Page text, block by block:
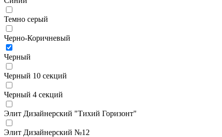
Темно серый
Черно-Коричневый
Черный
Черный 10 секций
Черный 4 секций
Элит Дизайнерский "Тихий Горизонт"
Элит Дизайнерский №12